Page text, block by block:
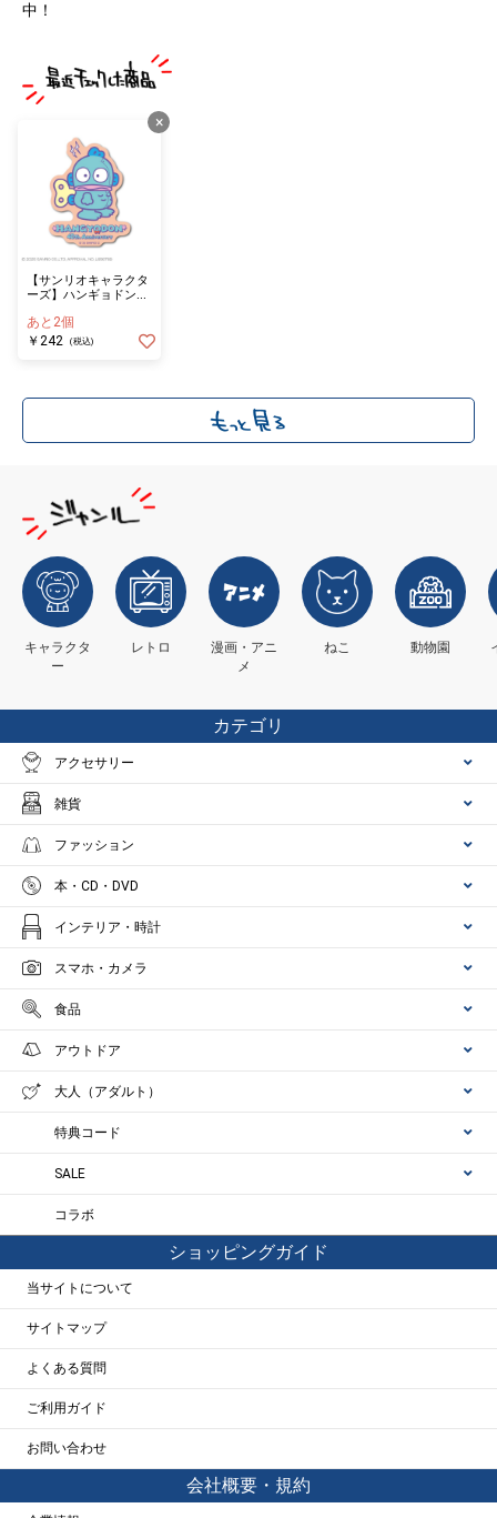
中！
×
【サンリオキャラクタ
ーズ】ハンギョドン４
ニステッカー ロボッ
ト
あと2個
￥242
(税込)
キャラクタ
ー
レトロ
漫画・アニ
メ
ねこ 動物園
カテゴリ
アクセサリー
雑貨
ファッション
本・CD・DVD
インテリア・時計
スマホ・カメラ
食品
アウトドア
大人（アダルト）
特典コード
SALE
コラボ
ショッピングガイド
当サイトについて
サイトマップ
よくある質問
ご利用ガイド
お問い合わせ
会社概要・規約